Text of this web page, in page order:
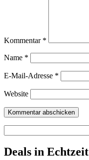
Kommentar *
Name *
E-Mail-Adresse *
Website
Deals in Echtzeit